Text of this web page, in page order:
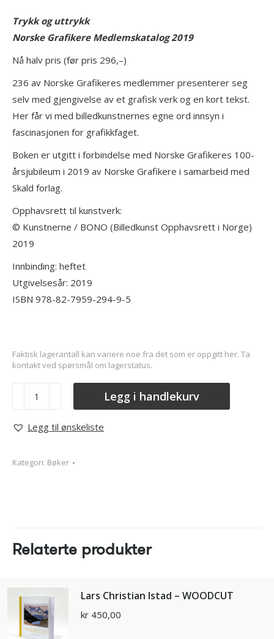
Trykk og uttrykk
Norske Grafikere Medlemskatalog 2019
Nå halv pris (før pris 296,–)
236 av Norske Grafikeres medlemmer presenterer seg
selv med gjengivelse av et grafisk verk og en kort tekst.
Her får vi med billedkunstnernes egne ord innsyn i
fascinasjonen for grafikkfaget.
Boken er utgitt i forbindelse med Norske Grafikeres 100-
årsjubileum i 2019 av Norske Grafikere i samarbeid med
Skald forlag.
Opphavsrett til kunstverk:
© Kunstnerne / BONO (Billedkunst Opphavsrett i Norge)
2019
Innbinding: heftet
Utgivelsesår: 2019
ISBN 978-82-7959-294-9-5
Faktisk lagerantall kan variere noe fra det som er oppgitt her. Ta
kontakt ved spørsmål om lagerstatus.
uttrykk
Legg i handlekurv
Legg til ønskeliste
Kategori: Bøker
Relaterte produkter
Lars Christian Istad – WOODCUT
kr 450,00